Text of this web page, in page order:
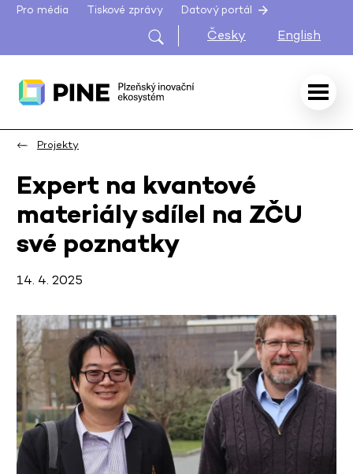
Pro média Tiskové zprávy Datový portál
Česky English
Projekty
Expert na kvantové
materiály sdílel na ZČU
své poznatky
14. 4. 2025